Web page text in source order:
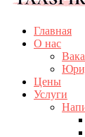
Главная
О нас
Цены
Услуги